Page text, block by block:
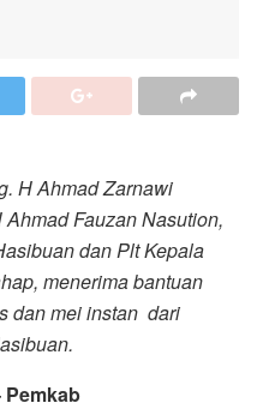
H Ahmad Zarnawi
Fauzan Nasution,
dan Plt Kepala
menerima bantuan
dan mei instan dari
Pemkab